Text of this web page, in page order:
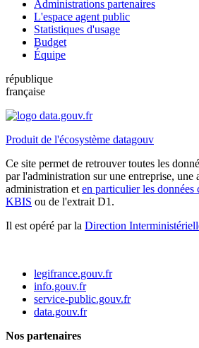
Administrations partenaires
L'espace agent public
Statistiques d'usage
Budget
Équipe
république
française
Produit de l'écosystème datagouv
Ce site permet de retrouver toutes les
par l'administration sur une entreprise, une
administration et en particulier les données
KBIS ou de l'extrait D1.
Il est opéré par la Direction
legifrance.gouv.fr
info.gouv.fr
service-public.gouv.fr
data.gouv.fr
Nos partenaires